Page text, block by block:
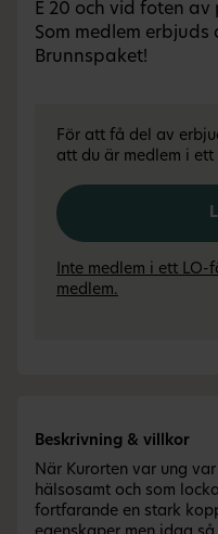
E 20 och vid foten
Som medlem
Brunnspaket!
För att få del av
att du är medlem i ett
Inte medlem i ett LO-
medlem.
Beskrivning & villkor
När Kurorten var ung
hälsosamt och som
fortfarande en stark